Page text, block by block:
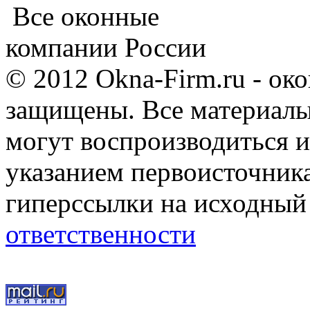
Все оконные
компании России
© 2012 Okna-Firm.ru -
защищены. Все
могут воспроизводиться
указанием
гиперссылки на
ответственности